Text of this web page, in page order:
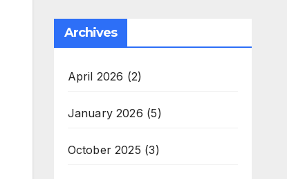
Archives
April 2026 (2)
January 2026 (5)
October 2025 (3)